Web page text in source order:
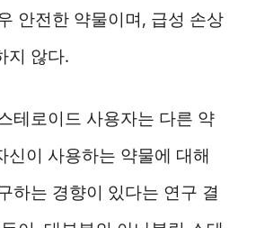
안전한 약물이며, 급성 손상
지 않다.
테로이드 사용자는 다른 약
신이 사용하는 약물에 대해
하는 경향이 있다는 연구 결